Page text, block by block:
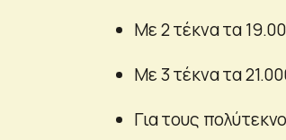
Με 2 τέκνα τα
Με 3 τέκνα τα
Για τους